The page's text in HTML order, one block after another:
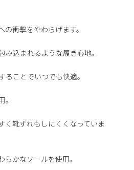
衝撃をやわらげます。
込まれるような履き心地。
ことでいつでも快適。
く靴ずれもしにくくなっていま
かなソールを使用。